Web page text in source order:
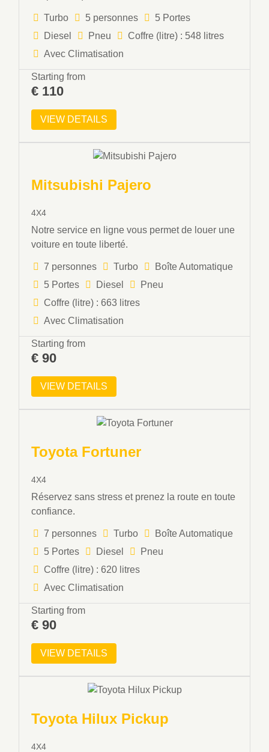
Turbo 5 personnes
5 Portes
Diesel
Pneu
Coffre (litre) : 548 litres
Avec Climatisation
Starting from
€ 110
VIEW DETAILS
Mitsubishi Pajero
4X4
Notre service en ligne vous permet de louer une
voiture en toute liberté.
7 personnes Turbo
Boîte Automatique
5 Portes
Diesel
Pneu
Coffre (litre) : 663 litres
Avec Climatisation
Starting from
€ 90
VIEW DETAILS
Toyota Fortuner
4X4
Réservez sans stress et prenez la route en toute
confiance.
7 personnes Turbo
Boîte Automatique
5 Portes
Diesel
Pneu
Coffre (litre) : 620 litres
Avec Climatisation
Starting from
€ 90
VIEW DETAILS
Toyota Hilux Pickup
4X4